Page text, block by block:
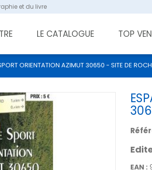
et du livre
LE CATALOGUE TOP
ORIENTATION AZIMUT 30650 - SITE DE
EAN :